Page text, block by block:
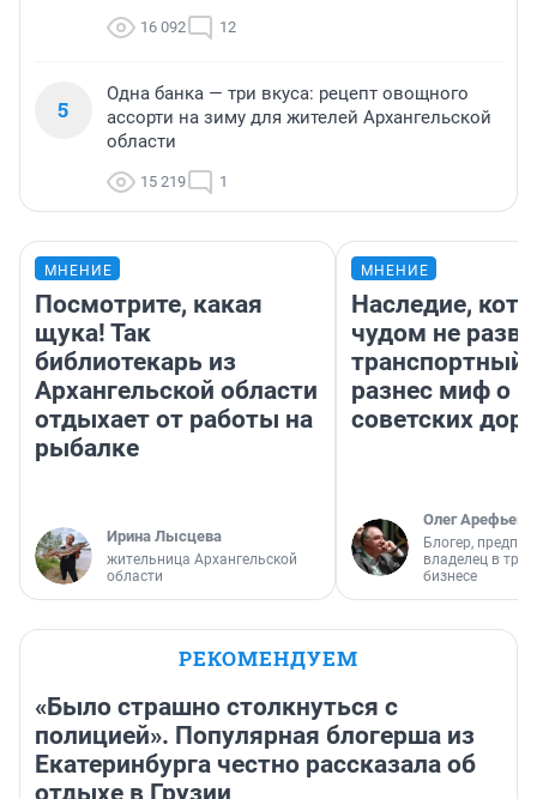
16 092 12
5
Одна банка — три вкуса: рецепт овощного
ассорти на зиму для жителей Архангельской
области
15 219 1
МНЕНИЕ
Посмотрите, какая
щука! Так
библиотекарь из
Архангельской области
отдыхает от работы на
рыбалке
Ирина Лысцева
жительница Архангельской
области
МНЕНИЕ
Наследие,
чудом не
транспортный
разнес миф о
советских
Олег Арефьев
Блогер,
владелец в
бизнесе
РЕКОМЕНДУЕМ
«Было страшно столкнуться с
полицией». Популярная блогерша из
Екатеринбурга честно рассказала об
отдыхе в Грузии